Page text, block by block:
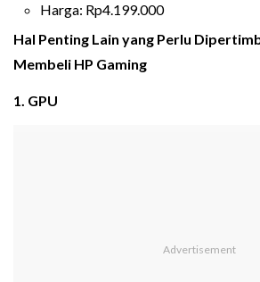
Harga: Rp4.199.000
Hal Penting Lain yang Perlu
Membeli HP Gaming
1. GPU